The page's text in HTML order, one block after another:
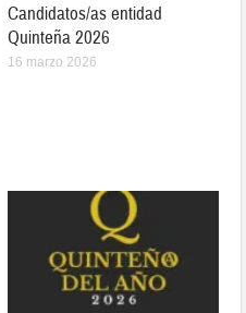
Candidatos/as entidad
Quinteña 2026
16 marzo 2026